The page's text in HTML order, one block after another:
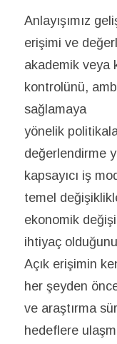
Anlayışımız
erişimi ve
akademik veya
kontrolünü,
sağlamaya
yönelik
değerlendirme
kapsayıcı iş
temel
ekonomik
ihtiyaç
Açık erişimin
her şeyden
ve araştırma
hedeflere